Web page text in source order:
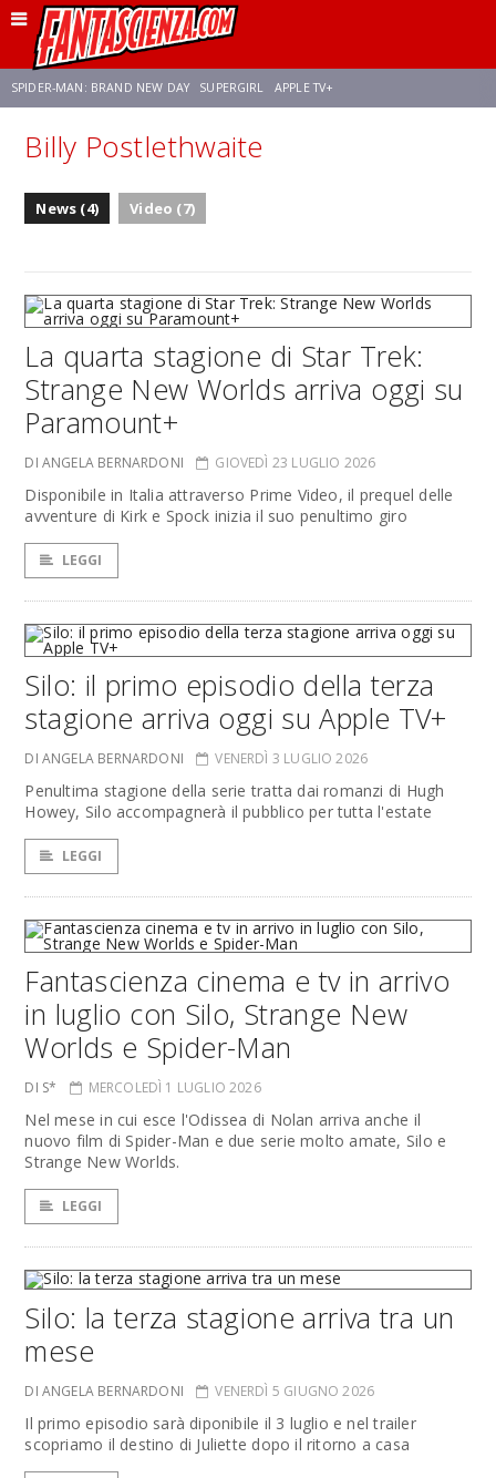
SPIDER-MAN: BRAND NEW DAY SUPERGIRL APPLE TV+
FRANCO RICCIARDIELLO ZENDAYA STAR TREK
Billy Postlethwaite
News (4) Video (7)
La quarta stagione di Star Trek:
Strange New Worlds arriva oggi su
Paramount+
DI ANGELA BERNARDONI GIOVEDÌ 23 LUGLIO 2026
Disponibile in Italia attraverso Prime Video, il prequel delle
avventure di Kirk e Spock inizia il suo penultimo giro
LEGGI
Silo: il primo episodio della terza
stagione arriva oggi su Apple TV+
DI ANGELA BERNARDONI VENERDÌ 3 LUGLIO 2026
Penultima stagione della serie tratta dai romanzi di Hugh
Howey, Silo accompagnerà il pubblico per tutta l'estate
LEGGI
Fantascienza cinema e tv in arrivo
in luglio con Silo, Strange New
Worlds e Spider-Man
DI S* MERCOLEDÌ 1 LUGLIO 2026
Nel mese in cui esce l'Odissea di Nolan arriva anche il
nuovo film di Spider-Man e due serie molto amate, Silo e
Strange New Worlds.
LEGGI
Silo: la terza stagione arriva tra un
mese
DI ANGELA BERNARDONI VENERDÌ 5 GIUGNO 2026
Il primo episodio sarà diponibile il 3 luglio e nel trailer
scopriamo il destino di Juliette dopo il ritorno a casa